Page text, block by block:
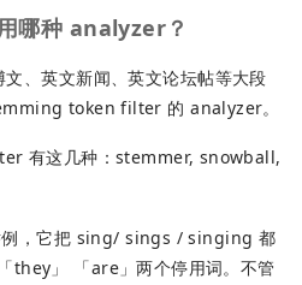
哪种 analyzer？
、英文新闻、英文论坛帖等大段
token filter 的 analyzer。
有这几种：stemmer, snowball,
，它把 sing/ sings / singing 都
they」 「are」两个停用词。不管